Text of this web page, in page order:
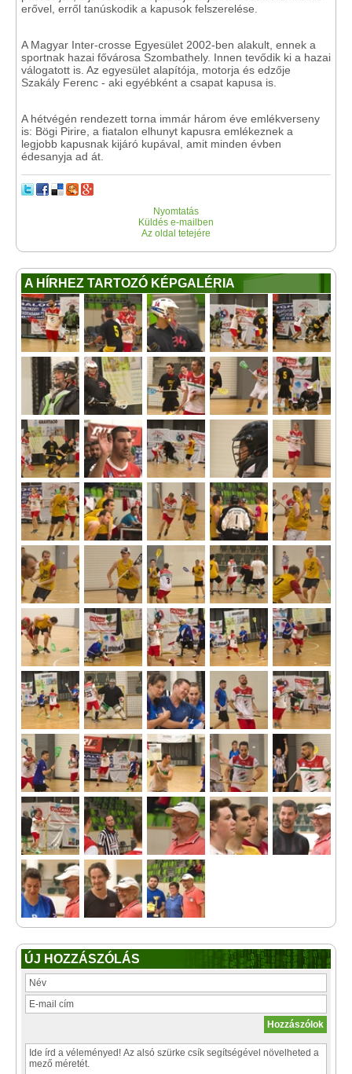
erővel, erről tanúskodik a kapusok felszerelése.
A Magyar Inter-crosse Egyesület 2002-ben alakult, ennek a
sportnak hazai fővárosa Szombathely. Innen tevődik ki a hazai
válogatott is. Az egyesület alapítója, motorja és edzője
Szakály Ferenc - aki egyébként a csapat kapusa is.
A hétvégén rendezett torna immár három éve emlékverseny
is: Bögi Pirire, a fiatalon elhunyt kapusra emlékeznek a
legjobb kapusnak kijáró kupával, amit minden évben
édesanyja ad át.
Nyomtatás
Küldés e-mailben
Az oldal tetejére
A HÍRHEZ TARTOZÓ KÉPGALÉRIA
ÚJ HOZZÁSZÓLÁS